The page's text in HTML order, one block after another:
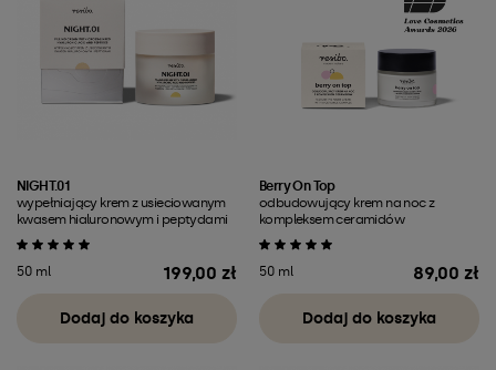
NIGHT.01
wypełniający krem z usieciowanym
kwasem hialuronowym i peptydami
50 ml 199,00 zł
Dodaj do koszyka
Berry On Top
odbudowujący krem na noc z
kompleksem ceramidów
50 ml 89,00 zł
Dodaj do koszyka